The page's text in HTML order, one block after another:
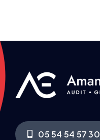
05 54 54 57 30